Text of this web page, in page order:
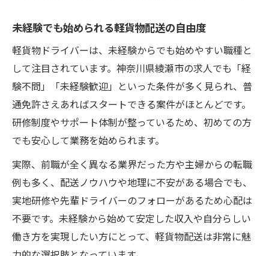
未経験でも始められる軽貨物配送の自由度
軽貨物ドライバーは、未経験からでも始めやすい職種と
して注目されています。神奈川県綾瀬市の求人でも「経
験不問」「未経験歓迎」といった条件が多く見られ、普
通免許さえあればスタートできる案件がほとんどです。
研修制度やサポート体制が整っているため、初めての方
でも安心して業務を始められます。
実際、前職が全く異なる業界だった方や主婦からの転職
例も多く、配送ノウハウや地理に不安がある場合でも、
実地研修や先輩ドライバーのフォローがあるため心配は
不要です。未経験から始めて安定した収入や自分らしい
働き方を実現したい方にとって、軽貨物配送は非常に魅